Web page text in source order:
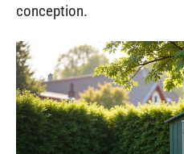
conception.